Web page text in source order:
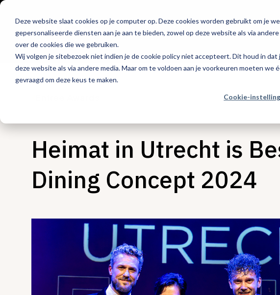
Deze website slaat cookies op je computer op. Deze cookies worden gebruikt om je
gepersonaliseerde diensten aan je aan te bieden, zowel op deze website als via
over de cookies die we gebruiken.
Wij volgen je sitebezoek niet indien je de cookie policy niet accepteert. Dit houd in
deze website als via andere media. Maar om te voldoen aan je voorkeuren moeten
gevraagd om deze keus te maken.
Cookie-
Hét platform voor
de horeca
Heimat in Utrecht is
Dining Concept 2024